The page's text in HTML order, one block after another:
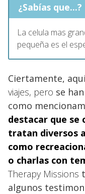
¿Sabías que...?
La celula mas
pequeña es el
Ciertamente,
viajes, pero se
como
destacar que se
tratan diversos
como
o charlas con
Therapy Missions
algunos